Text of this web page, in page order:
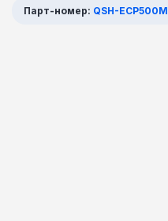
Парт-номер: QSH-ECP500M